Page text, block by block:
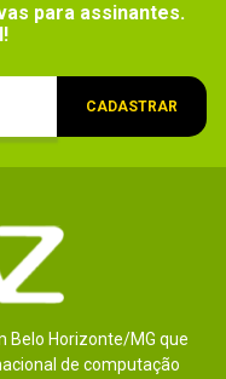
para assinantes.
CADASTRAR
Belo Horizonte/MG que
de computação